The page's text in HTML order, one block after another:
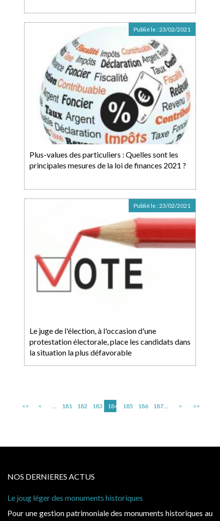
Plus-values des particuliers : Quelles sont les
principales mesures de la loi de finances 2021 ?
Publié le :23/02/2021
Le juge de l'élection, à l'occasion d'une
protestation électorale, place les candidats dans
la situation la plus défavorable
Publié le :23/02/2021
<< < ... 181 182 183 184 185 186 187... > >>
NOS DERNIERES ACTUS
historiques
des monuments historiques au
Cabines de plage : le juge